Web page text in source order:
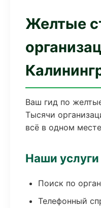
Желтые
Ваш гид по
Тысячи
всё в одном
Наши услуги
Поиск по
Телефонный